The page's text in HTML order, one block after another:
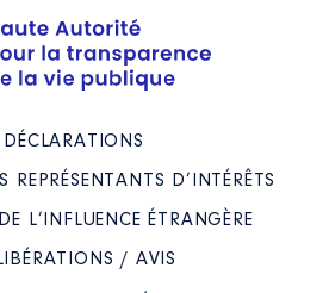
DÉCLARATIONS
REPRÉSENTANTS D’INTÉRÊTS
L’INFLUENCE ÉTRANGÈRE
/ AVIS